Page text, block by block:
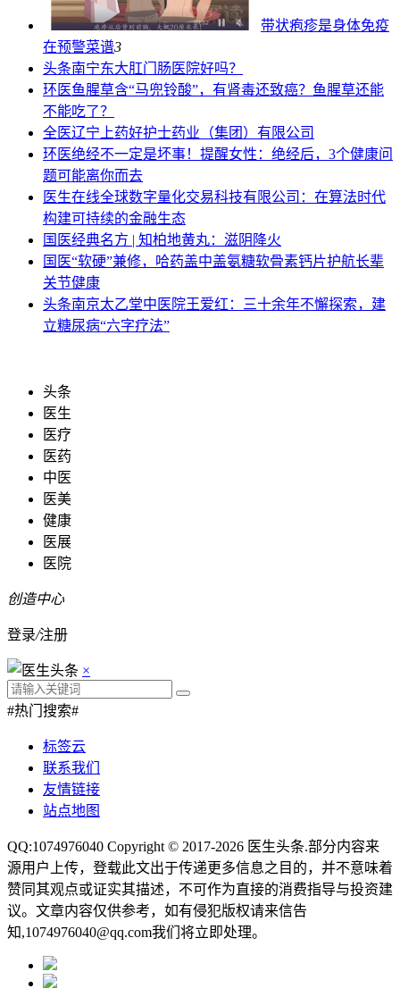
带状疱疹是身体免疫
在预警菜谱3
头条南宁东大肛门肠医院好吗？
环医鱼腥草含“马兜铃酸”，有肾毒还致癌？鱼腥草还能
不能吃了？
全医辽宁上药好护士药业（集团）有限公司
环医绝经不一定是坏事！提醒女性：绝经后，3个健康问
题可能离你而去
医生在线全球数字量化交易科技有限公司：在算法时代
构建可持续的金融生态
国医经典名方 | 知柏地黄丸：滋阴降火
国医“软硬”兼修，哈药盖中盖氨糖软骨素钙片护航长辈
关节健康
头条南京太乙堂中医院王爱红：三十余年不懈探索，建
立糖尿病“六字疗法”
头条
医生
医疗
医药
中医
医美
健康
医展
医院
创造中心
登录/注册
×
#热门搜索#
标签云
联系我们
友情链接
站点地图
QQ:1074976040 Copyright © 2017-2026 医生头条.部分内容来
源用户上传，登载此文出于传递更多信息之目的，并不意味着
赞同其观点或证实其描述，不可作为直接的消费指导与投资建
议。文章内容仅供参考，如有侵犯版权请来信告
知,1074976040@qq.com我们将立即处理。